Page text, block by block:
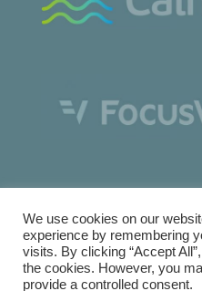
Copyright © Calma
We use cookies on our
experience by remembering
visits. By clicking “Accept
the cookies. However, you
provide a controlled consent.